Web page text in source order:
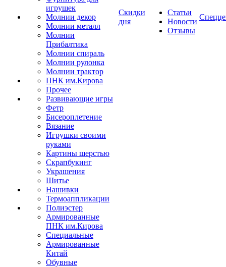
игрушек
Молнии декор
Молнии металл
Молнии
Прибалтика
Молнии спираль
Молнии рулонка
Молнии трактор
ПНК им.Кирова
Прочее
Развивающие игры
Фетр
Бисероплетение
Вязание
Игрушки своими
руками
Картины шерстью
Скрапбукинг
Украшения
Шитье
Нашивки
Термоаппликации
Полиэстер
Армированные
ПНК им.Кирова
Специальные
Армированные
Китай
Обувные
Скидки
дня
Статьи
Новости
Отзывы